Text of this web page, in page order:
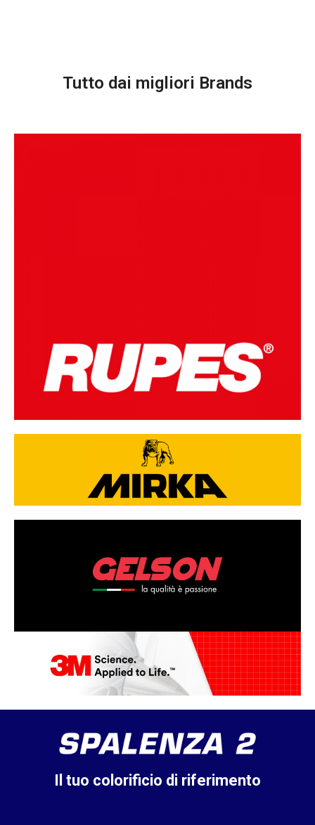
Tutto dai migliori Brands
Il tuo colorificio di riferimento